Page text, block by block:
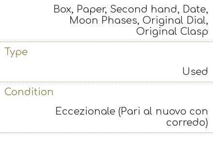
Box, Paper, Second hand, Date,
Moon Phases, Original Dial,
Original Clasp
Type
Used
Condition
Eccezionale (Pari al nuovo con
corredo)